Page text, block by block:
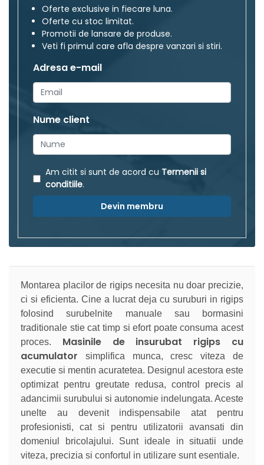
Oferte exclusive in fiecare luna.
Oferte cu stoc limitat.
Promotii de lansare de produse.
Veti fi primul care afla despre vanzari si stiri.
Adresa e-mail
Nume client
Am citit si sunt de acord cu Termenii si
conditiile.
Devin membru
Montarea placilor de rigips necesita nu doar precizie,
ci si eficienta. Cine a lucrat deja cu suruburi in rigips
folosind surubelnite manuale sau bormasini
traditionale stie cat timp si efort poate consuma acest
proces. Masinile de insurubat rigips cu
acumulator simplifica munca, cresc viteza de
executie si mentin acuratetea. Designul acestora este
optimizat pentru greutate redusa, control precis al
adancimii surubului si autonomie indelungata. Aceste
unelte au devenit indispensabile atat pentru
profesionisti, cat si pentru utilizatorii avansati din
domeniul bricolajului. Sunt ideale in situatii unde
viteza, precizia si confortul in utilizare sunt esentiale.